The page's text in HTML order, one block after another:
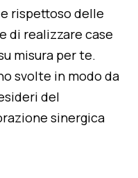
rispettoso delle
di realizzare case
misura per te.
svolte in modo da
del
sinergica